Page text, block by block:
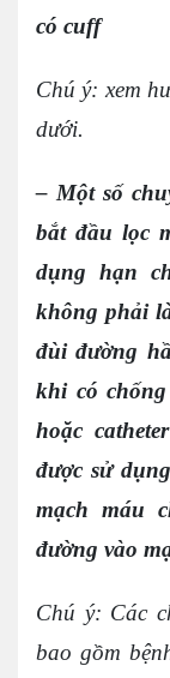
có cuff
Chú ý: xem
dưới.
– Một số
bắt đầu lọc
dụng hạn
không phải
đùi đường
khi có
hoặc
được sử
mạch máu
đường vào
Chú ý: Các
bao gồm